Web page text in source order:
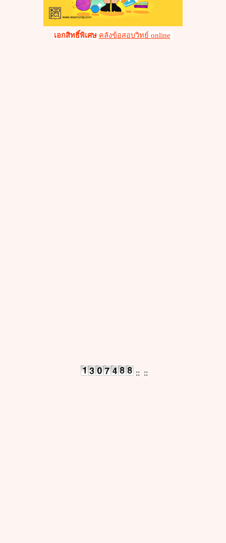
เอกสิทธิ์พิเศษ คลังข้อสอบวิทย์ online
:: ::